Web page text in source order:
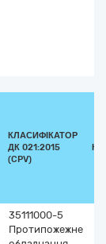
КЛАСИФІКАТОР
ДК 021:2015
(CPV)
35111000-5
Протипожежне